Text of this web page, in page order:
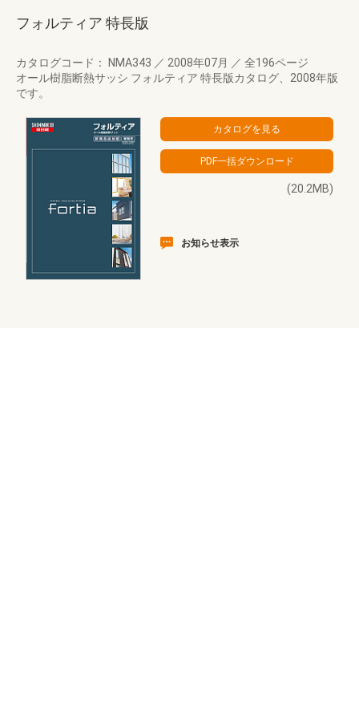
フォルティア 特長版
カタログコード： NMA343 ／ 2008年07月 ／ 全196ページ
オール樹脂断熱サッシ フォルティア 特長版カタログ、2008年版
です。
(20.2MB)
お知らせ表示